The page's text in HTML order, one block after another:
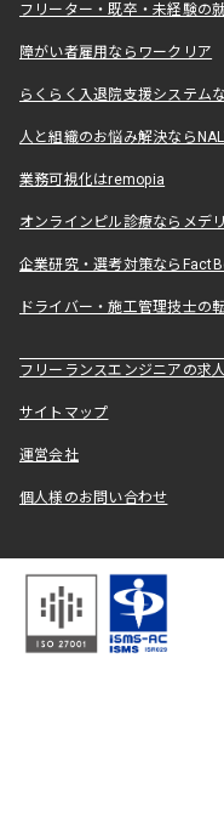
フリーター・既卒・未経験の
障がい者雇用ならワークリア
らくらく入退院支援システム
人と組織のお悩み解決なら
業務可視化はremopia
オンラインピル診療ならメデ
企業研究・選考対策なら
ドライバー・施工管理技士の
フリーランスエンジニアの求
サイトマップ
運営会社
個人様のお問い合わせ